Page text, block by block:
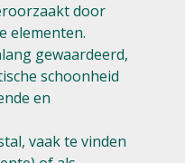
door
elementen.
gewaardeerd,
schoonheid
en
vaak te vinden